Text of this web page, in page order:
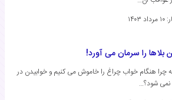
۱۰ مرداد ۱۴۰۳
بلاها را سرمان می آورد!
چرا هنگام خواب چراغ را خاموش می کنیم و خوابیدن در
نمی شود؟…